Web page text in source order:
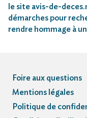
le site avis-de-
démarches pour
rendre hommage à
Foire aux questions
Mentions légales
Politique de